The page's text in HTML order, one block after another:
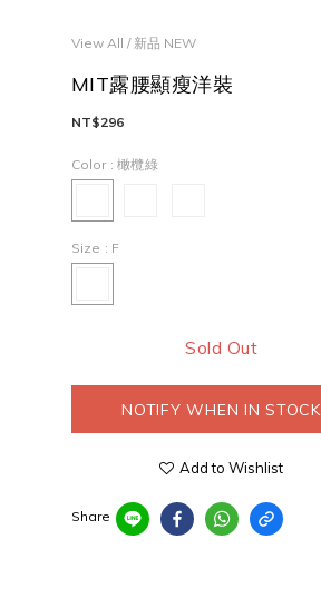
View All / 新品 NEW
MIT露腰顯瘦洋裝
NT$296
Color : 橄欖綠
Size : F
Sold Out
NOTIFY WHEN IN STOCK
Add to Wishlist
Share